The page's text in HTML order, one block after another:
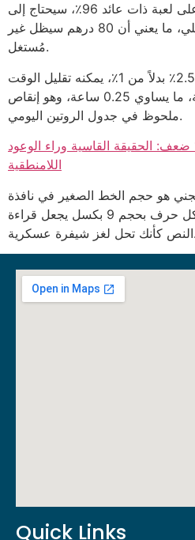
ويستهدف رهان 30 مرة على لعبة ذات عائد 96٪، سيحتاج إلى
150 درهم من الرهان الفعلي، ما يعني أن 80 درهم سيظل غير
مُستغل.
لكن إذا اختار لعبًا ذات تذبذب 2.5٪ بدلاً من 1٪، يمكنه تقليل الوقت
المطلوب بمقدار 15 دقيقة، ما يساوي 0.25 ساعة، وهو إنقاص
ملحوظ في جدول الروتين اليومي.
سلوت مع أقصى ربح 10000 ضعف: الحقيقة القاسية وراء الوعود
اللامنطقية
هو حجم الخط الصغير في نافذة
“الشروط والأحكام” حيث كل حرف بحجم 9 بكسل يجعل قراءة
النص كأنك تحل لغز شيفرة عسكرية.
Quick Links